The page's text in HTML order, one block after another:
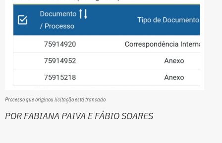
Processo que originou licitação está trancado
POR FABIANA PAIVA E FÁBIO SOARES